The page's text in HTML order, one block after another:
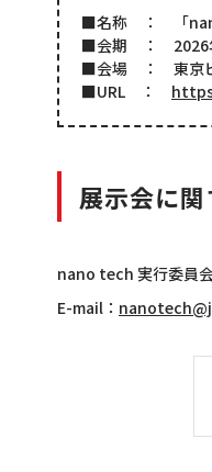
■名称 ： 「nano
■会期 ： 2026年
■会場 ： 東京ビ
■URL ：
展示会に
nano tech 実行委員
E-mail：